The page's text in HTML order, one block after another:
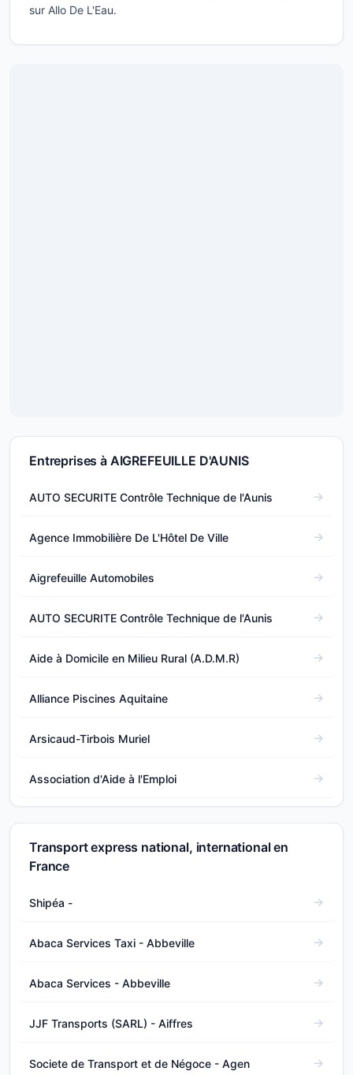
sur Allo De L'Eau.
Entreprises à AIGREFEUILLE D'AUNIS
AUTO SECURITE Contrôle Technique de l'Aunis
Agence Immobilière De L'Hôtel De Ville
Aigrefeuille Automobiles
AUTO SECURITE Contrôle Technique de l'Aunis
Aide à Domicile en Milieu Rural (A.D.M.R)
Alliance Piscines Aquitaine
Arsicaud-Tirbois Muriel
Association d'Aide à l'Emploi
Transport express national, international en
France
Shipéa -
Abaca Services Taxi - Abbeville
Abaca Services - Abbeville
JJF Transports (SARL) - Aiffres
Societe de Transport et de Négoce - Agen